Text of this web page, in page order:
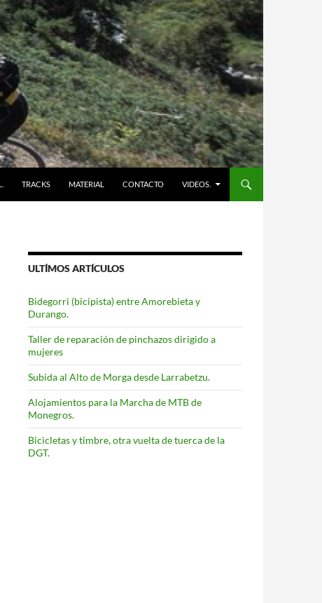
TRACKS MATERIAL CONTACTO VIDEOS.
ULTÍMOS ARTÍCULOS
Bidegorri (bicipista) entre Amorebieta y
Durango.
Taller de reparación de pinchazos dirigido a
mujeres
Subida al Alto de Morga desde Larrabetzu.
Alojamientos para la Marcha de MTB de
Monegros.
Bicicletas y timbre, otra vuelta de tuerca de la
DGT.